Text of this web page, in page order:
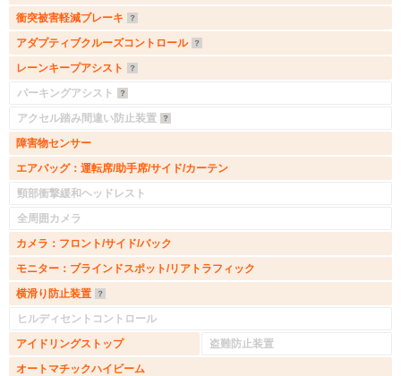
衝突被害軽減ブレーキ
アダプティブクルーズコントロール
レーンキープアシスト
パーキングアシスト
アクセル踏み間違い防止装置
障害物センサー
エアバッグ：運転席/助手席/サイド/カーテン
頸部衝撃緩和ヘッドレスト
全周囲カメラ
カメラ：フロント/サイド/バック
モニター：ブラインドスポット/リアトラフィック
横滑り防止装置
ヒルディセントコントロール
アイドリングストップ
盗難防止装置
オートマチックハイビーム